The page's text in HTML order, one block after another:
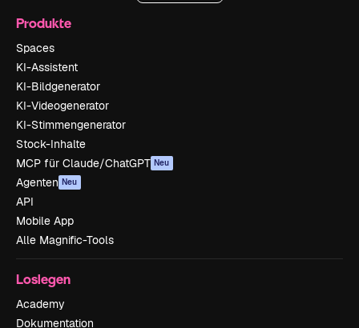
Produkte
Spaces
KI-Assistent
KI-Bildgenerator
KI-Videogenerator
KI-Stimmengenerator
Stock-Inhalte
MCP für Claude/ChatGPT Neu
Agenten Neu
API
Mobile App
Alle Magnific-Tools
Loslegen
Academy
Dokumentation